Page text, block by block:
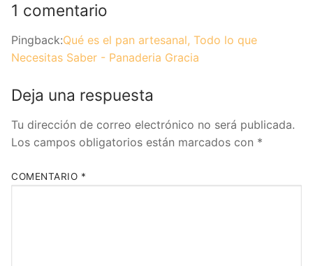
1 comentario
Pingback:Qué es el pan artesanal, Todo lo que
Necesitas Saber - Panaderia Gracia
Deja una respuesta
Tu dirección de correo electrónico no será publicada.
Los campos obligatorios están marcados con *
COMENTARIO *